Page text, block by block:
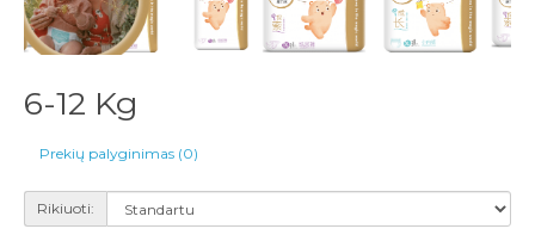
6-12 Kg
Prekių palyginimas (0)
Rikiuoti: